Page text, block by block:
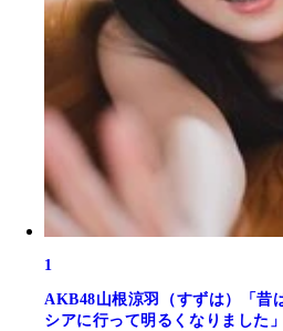
1
AKB48山根涼羽（すずは）「昔
シアに行って明るくなりました